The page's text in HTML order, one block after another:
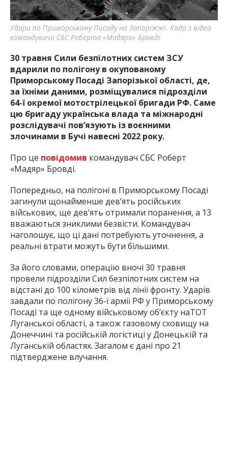
найважливішу інформацію про події
міста Запоріжжя та області.
Удари по Приморському Посаду на Запоріжжі. Кадр з відео
командувача СБС Роберта «Мадяра» Бровді
30 травня Сили безпілотних систем ЗСУ
вдарили по полігону в окупованому
Приморському Посаді Запорізької області, де,
за їхніми даними, розміщувалися підрозділи
64-ї окремої мотострілецької бригади РФ. Саме
цю бригаду українська влада та міжнародні
розслідувачі пов’язують із воєнними
злочинами в Бучі навесні 2022 року.
Про це повідомив командувач СБС Роберт
«Мадяр» Бровді.
Попередньо, на полігоні в Приморському Посаді
загинули щонайменше дев’ять російських
військових, ще дев’ять отримали поранення, а 13
вважаються зниклими безвісти. Командувач
наголошує, що ці дані потребують уточнення, а
реальні втрати можуть бути більшими.
За його словами, операцію вночі 30 травня
провели підрозділи Сил безпілотних систем на
відстані до 100 кілометрів від лінії фронту. Ударів
завдали по полігону 36-ї армії РФ у Приморському
Посаді та ще одному військовому об’єкту наТОТ
Луганської області, а також газовому сховищу на
Донеччині та російській логістиці у Донецькій та
Луганській областях. Загалом є дані про 21
підтверджене влучання.